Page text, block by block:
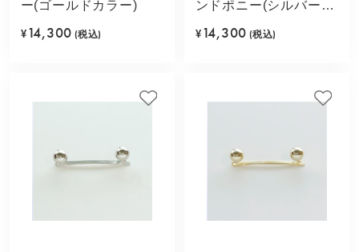
ー(ゴールドカラー)
¥ 14,300 (税込)
ンドポニー(シルバーカ
¥ 14,300 (税込)